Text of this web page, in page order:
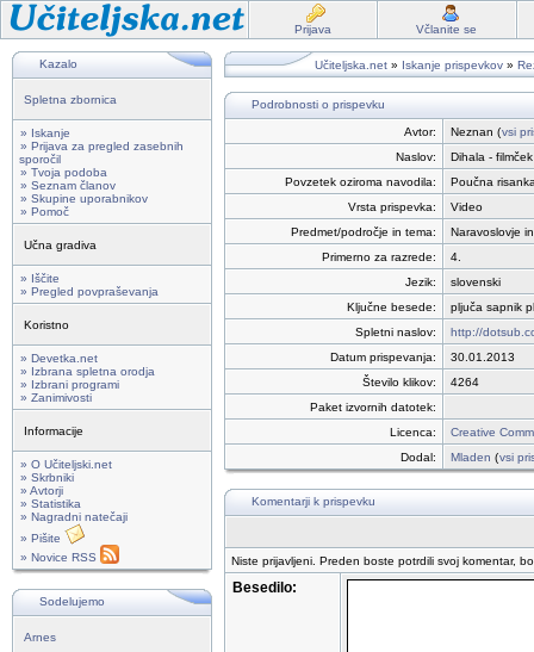
Prijava Včlanite se
Kazalo
Spletna zbornica
» Iskanje
» Prijava za pregled zasebnih
sporočil
» Tvoja podoba
» Seznam članov
» Skupine uporabnikov
» Pomoč
Učna gradiva
» Iščite
» Pregled povpraševanja
Koristno
» Devetka.net
» Izbrana spletna orodja
» Izbrani programi
» Zanimivosti
Informacije
» O Učiteljski.net
» Skrbniki
» Avtorji
» Statistika
» Nagradni natečaji
» Pišite
» Novice RSS
Sodelujemo
Arnes
Učiteljska.net » Iskanje prispevkov »
Podrobnosti o prispevku
Avtor: Neznan (vsi
Naslov:
Dihala - filmček
Povzetek oziroma navodila:
Poučna
Vrsta prispevka:
Video
Predmet/področje in tema:
Naravoslovje
Primerno za razrede:
4.
Jezik:
slovenski
Ključne besede:
pljuča sapnik
Spletni naslov:
http://
Datum prispevanja:
30.01.2013
Število klikov:
4264
Paket izvornih datotek:
Licenca:
Creative
Dodal:
Mladen (vsi
Komentarji k prispevku
Niste prijavljeni. Preden boste potrdili svoj komentar,
Besedilo: